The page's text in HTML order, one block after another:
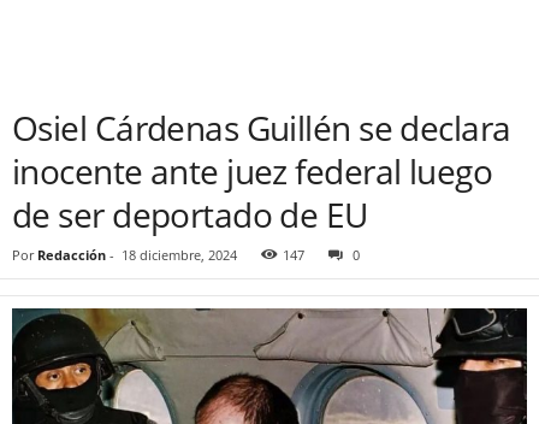
Osiel Cárdenas Guillén se declara
inocente ante juez federal luego
de ser deportado de EU
Por Redacción - 18 diciembre, 2024 147 0